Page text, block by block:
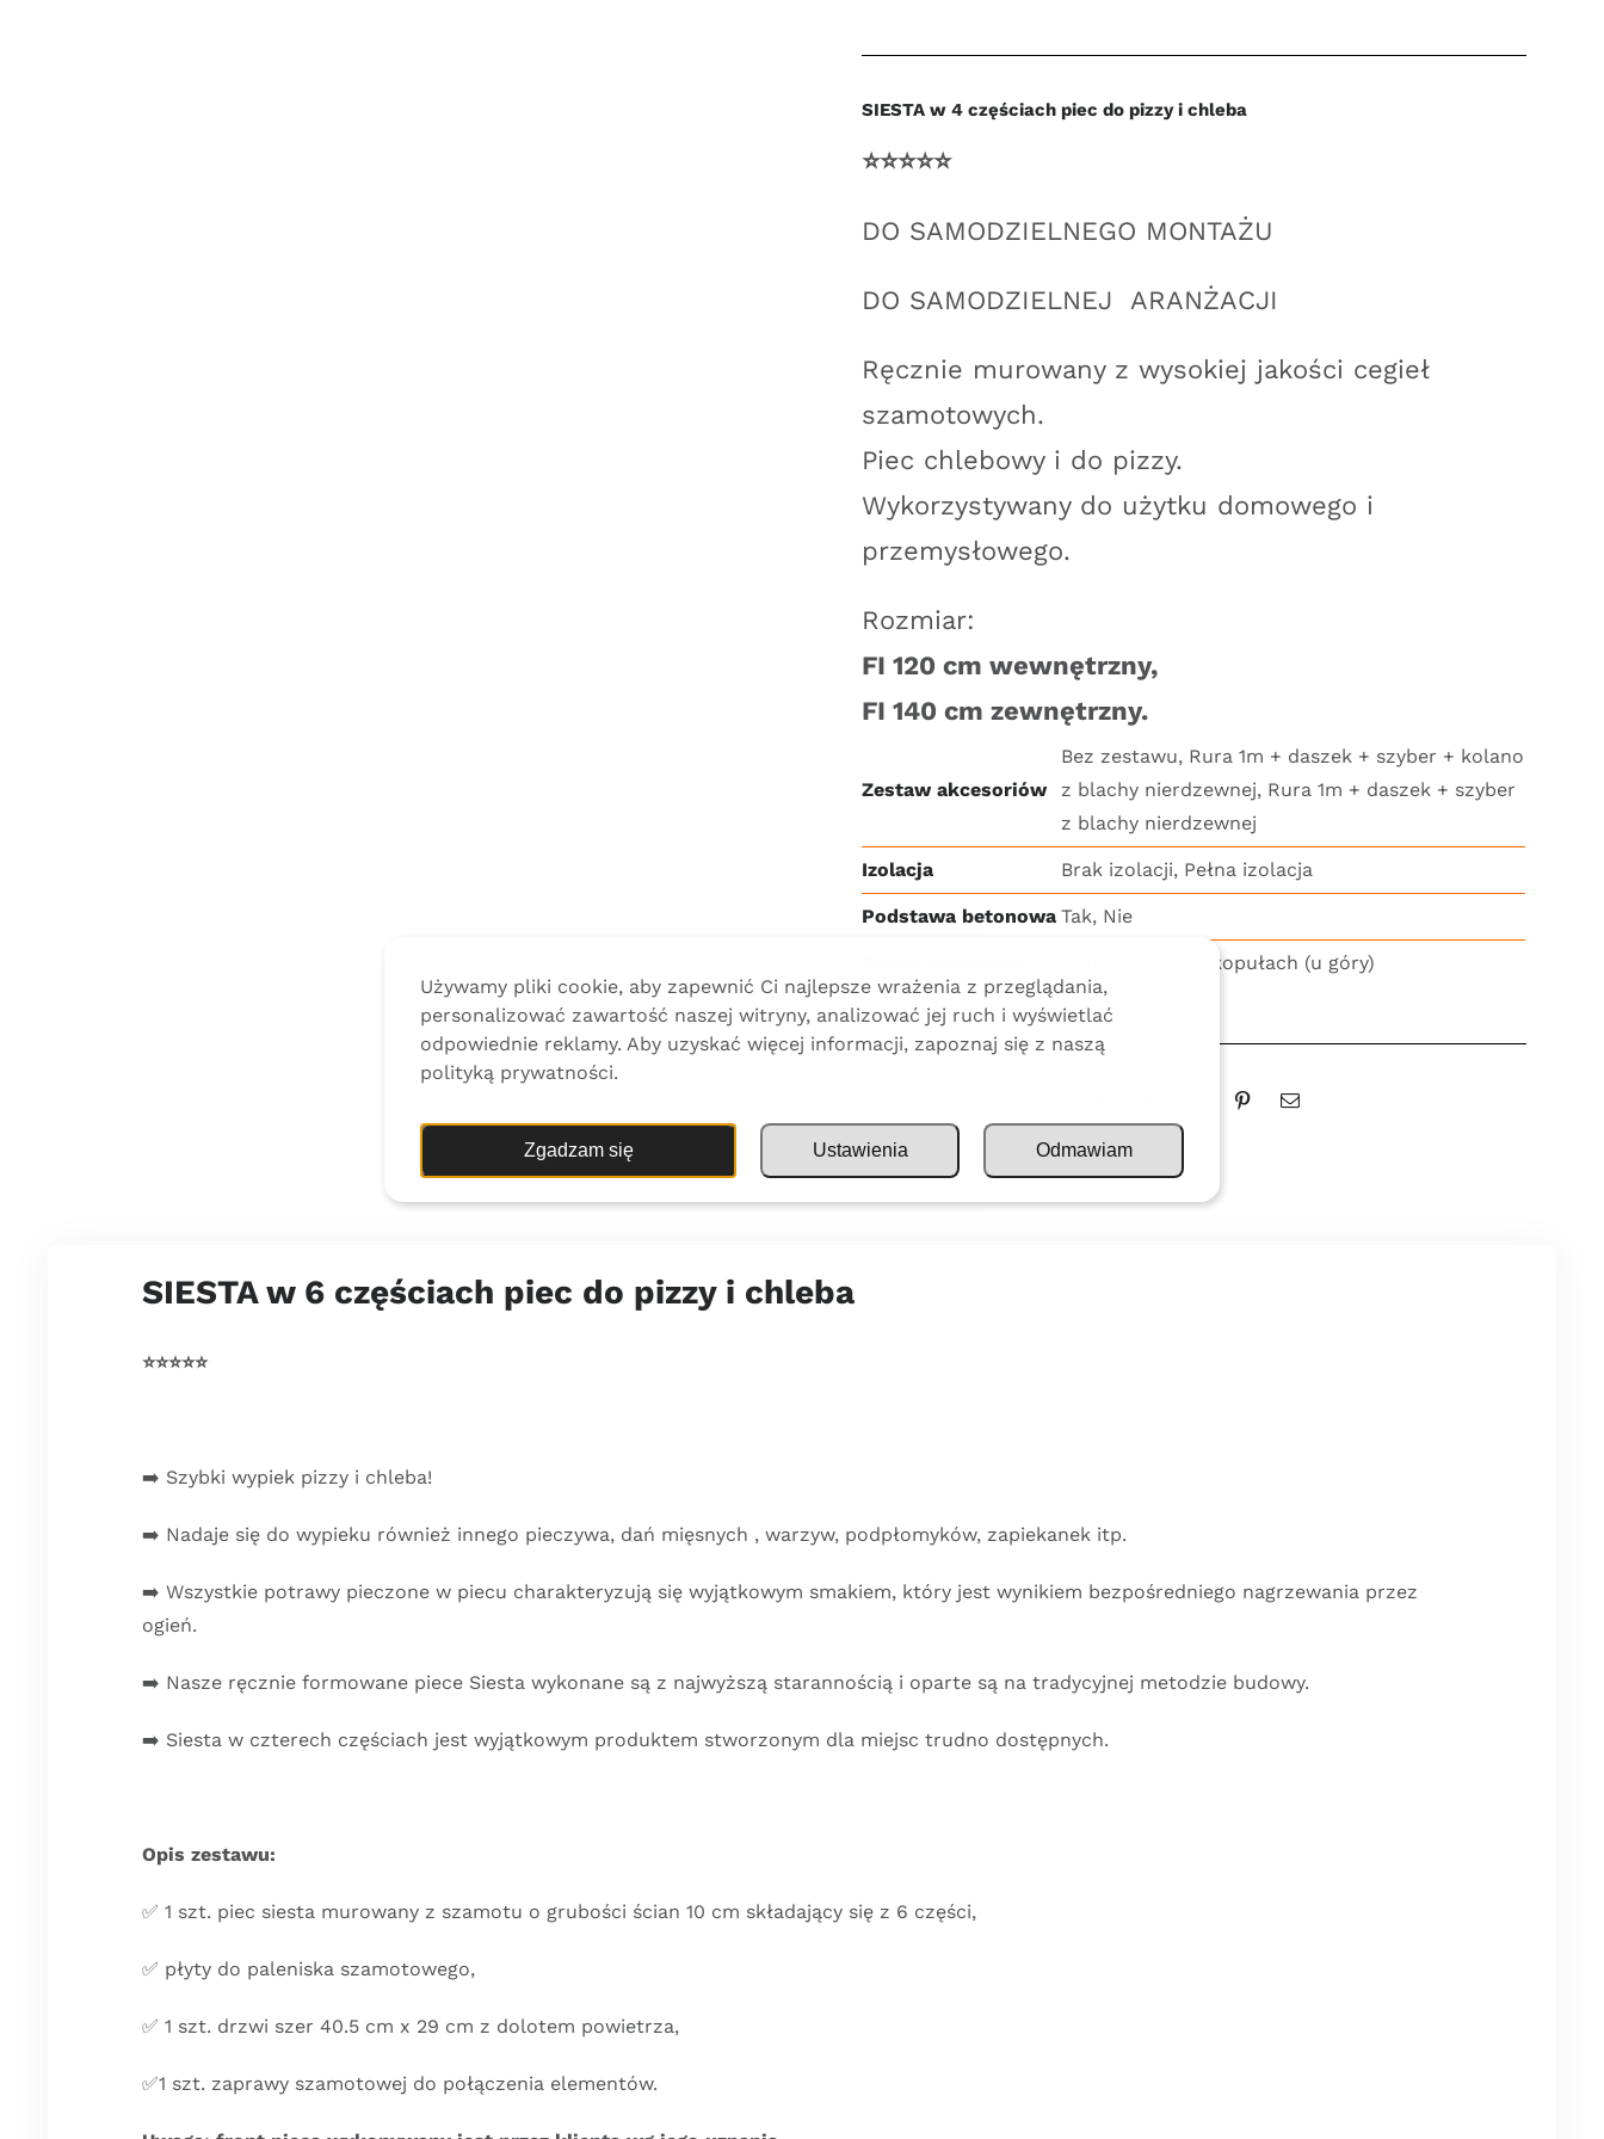
bezpośrednio
SIESTA
CZĘŚCIACH
cm
SIESTA w 4 częściach piec do pizzy i chleba
⭐️⭐️⭐️⭐️⭐
DO SAMODZIELNEGO MONTAŻU
DO SAMODZIELNEJ ARANŻACJI
Ręcznie murowany z wysokiej jakości cegieł
szamotowych.
Piec chlebowy i do pizzy.
Wykorzystywany do użytku domowego i
przemysłowego.
Rozmiar:
FI 120 cm wewnętrzny,
FI 140 cm zewnętrzny.
Zestaw akcesoriów
Bez zestawu, Rura 1m + daszek + szyber + kolano
z blachy nierdzewnej, Rura 1m + daszek + szyber
z blachy nierdzewnej
Izolacja Brak izolacji, Pełna izolacja
Podstawa betonowa Tak, Nie
Brak otworu, W kopułach (u góry)
SIESTA w 6 częściach piec do pizzy i chleba
⭐️⭐️⭐️⭐️⭐
➡️ Szybki wypiek pizzy i chleba!
➡️ Nadaje się do wypieku również innego pieczywa, dań mięsnych , warzyw, podpłomyków, zapiekanek itp.
➡️ Wszystkie potrawy pieczone w piecu charakteryzują się wyjątkowym smakiem, który jest wynikiem bezpośredniego nagrzewania przez
ogień.
➡️ Nasze ręcznie formowane piece Siesta wykonane są z najwyższą starannością i oparte są na tradycyjnej metodzie budowy.
➡️ Siesta w czterech częściach jest wyjątkowym produktem stworzonym dla miejsc trudno dostępnych.
Opis zestawu:
✅ 1 szt. piec siesta murowany z szamotu o grubości ścian 10 cm składający się z 6 części,
✅ płyty do paleniska szamotowego,
✅ 1 szt. drzwi szer 40.5 cm x 29 cm z dolotem powietrza,
✅1 szt. zaprawy szamotowej do połączenia elementów.
Używamy pliki cookie, aby zapewnić Ci najlepsze wrażenia z przeglądania,
personalizować zawartość naszej witryny, analizować jej ruch i wyświetlać
odpowiednie reklamy. Aby uzyskać więcej informacji, zapoznaj się z naszą
polityką prywatności.
Zgadzam się Ustawienia Odmawiam